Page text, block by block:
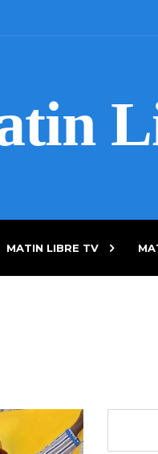
MATIN LIBRE TV